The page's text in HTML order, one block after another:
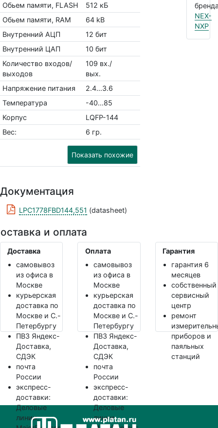
Обьем памяти, FLASH
512 кБ
Обьем памяти, RAM
64 kB
Внутренний АЦП
12 бит
Внутренний ЦАП
10 бит
Количество входов/
выходов
109 вх./
вых.
Напряжение питания
2.4...3.6
Температура
-40...85
Корпус
LQFP-144
Вес:
6 гр.
Показать похожие
NEX-
NXP
Документация
LPC1778FBD144,551 (datasheet)
и оплата
Доставка
самовывоз
из офиса в
Москве
курьерская
доставка по
Москве и С.-
Петербургу
ПВЗ Яндекс-
Доставка,
СДЭК
почта
России
экспресс-
доставки:
Деловые
линии,
Оплата
самовывоз
из офиса в
Москве
курьерская
доставка по
Москве и С.-
Петербургу
ПВЗ Яндекс-
Доставка,
СДЭК
почта
России
экспресс-
доставки:
Деловые
линии,
Гарантия
гарантия 6
месяцев
собственный
сервисный
центр
ремонт
приборов и
паяльных
станций